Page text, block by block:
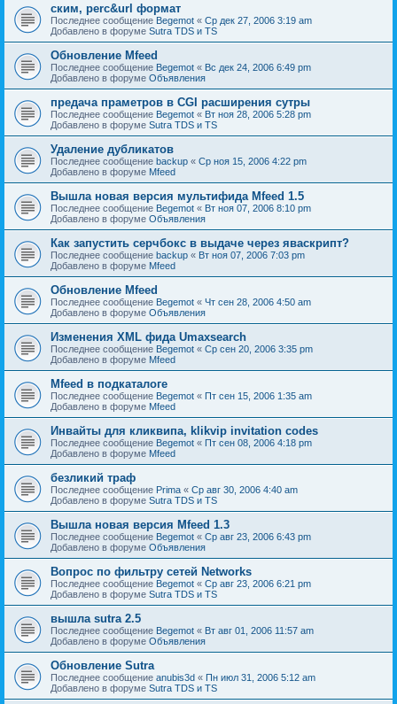
ским, perc&url формат
Последнее сообщение Begemot « Ср дек 27, 2006 3:19 am
Добавлено в форуме Sutra TDS и TS
Обновление Mfeed
Последнее сообщение Begemot « Вс дек 24, 2006 6:49 pm
Добавлено в форуме Объявления
предача праметров в CGI расширения сутры
Последнее сообщение Begemot « Вт ноя 28, 2006 5:28 pm
Добавлено в форуме Sutra TDS и TS
Удаление дубликатов
Последнее сообщение backup « Ср ноя 15, 2006 4:22 pm
Добавлено в форуме Mfeed
Вышла новая версия мультифида Mfeed 1.5
Последнее сообщение Begemot « Вт ноя 07, 2006 8:10 pm
Добавлено в форуме Объявления
Как запустить серчбокс в выдаче через яваскрипт?
Последнее сообщение backup « Вт ноя 07, 2006 7:03 pm
Добавлено в форуме Mfeed
Обновление Mfeed
Последнее сообщение Begemot « Чт сен 28, 2006 4:50 am
Добавлено в форуме Объявления
Изменения XML фида Umaxsearch
Последнее сообщение Begemot « Ср сен 20, 2006 3:35 pm
Добавлено в форуме Mfeed
Mfeed в подкаталоге
Последнее сообщение Begemot « Пт сен 15, 2006 1:35 am
Добавлено в форуме Mfeed
Инвайты для кликвипа, klikvip invitation codes
Последнее сообщение Begemot « Пт сен 08, 2006 4:18 pm
Добавлено в форуме Mfeed
безликий траф
Последнее сообщение Prima « Ср авг 30, 2006 4:40 am
Добавлено в форуме Sutra TDS и TS
Вышла новая версия Mfeed 1.3
Последнее сообщение Begemot « Ср авг 23, 2006 6:43 pm
Добавлено в форуме Объявления
Вопрос по фильтру сетей Networks
Последнее сообщение Begemot « Ср авг 23, 2006 6:21 pm
Добавлено в форуме Sutra TDS и TS
вышла sutra 2.5
Последнее сообщение Begemot « Вт авг 01, 2006 11:57 am
Добавлено в форуме Объявления
Обновление Sutra
Последнее сообщение anubis3d « Пн июл 31, 2006 5:12 am
Добавлено в форуме Sutra TDS и TS